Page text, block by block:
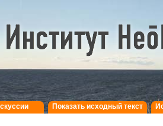
Показать исходный текст